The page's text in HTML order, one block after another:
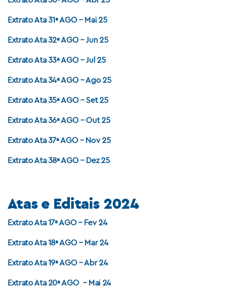
Extrato Ata 31ª AGO – Mai 25
Extrato Ata 32ª AGO – Jun 25
Extrato Ata 33ª AGO – Jul 25
Extrato Ata 34ª AGO – Ago 25
Extrato Ata 35ª AGO – Set 25
Extrato Ata 36ª AGO – Out 25
Extrato Ata 37ª AGO – Nov 25
Extrato Ata 38ª AGO – Dez 25
Atas e Editais 2024
Extrato Ata 17ª AGO – Fev 24
Extrato Ata 18ª AGO – Mar 24
Extrato Ata 19ª AGO – Abr 24
Extrato Ata 20ª AGO – Mai 24